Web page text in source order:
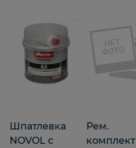
Шпатлевка
NOVOL с
Рем.
комплект